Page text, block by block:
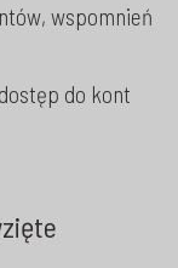
wspomnień
do kont